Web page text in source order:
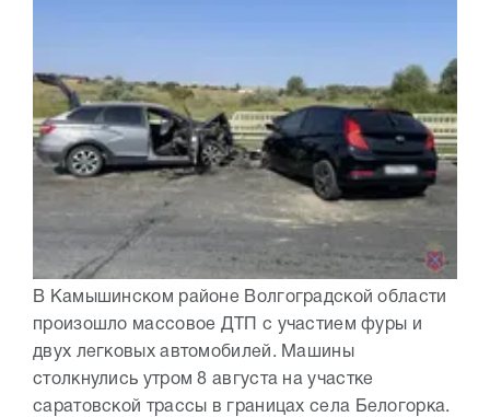
В Камышинском районе Волгоградской области
произошло массовое ДТП с участием фуры и
двух легковых автомобилей. Машины
столкнулись утром 8 августа на участке
саратовской трассы в границах села Белогорка.